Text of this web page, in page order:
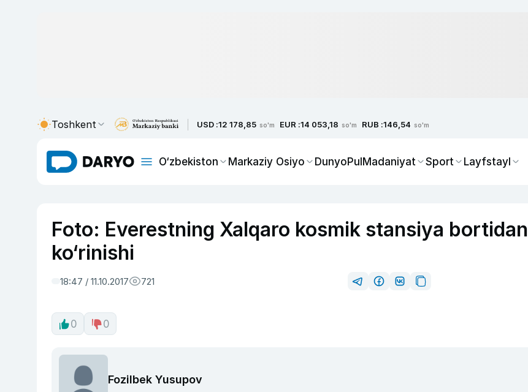
Toshkent USD :12 178,85 so'm EUR :14 053,18 so'm RUB :146,54 so'm
O‘zbekiston Markaziy Osiyo DunyoPulMadaniyat Sport Layfstayl
Foto: Everestning Xalqaro kosmik stansiya bortidan
ko‘rinishi
18:47 / 11.10.2017 721
0 0
Fozilbek Yusupov